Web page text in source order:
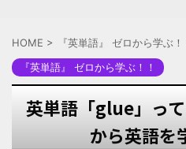
HOME > 『英単語』 ゼロから学ぶ！
『英単語』 ゼロから学ぶ！！
英単語「glue」っ
から英語を